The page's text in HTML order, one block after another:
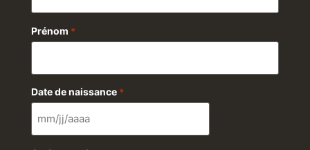
Prénom *
Date de naissance *